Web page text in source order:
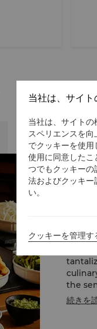
ダイ
Step
open
chefs
in
the
perfect
続きを
当社は、サイ
当社は、サイト
スペリエンスを
でクッキーを使
使用に同意した
つでもクッキー
法およびクッキー
い。
クッキーを管理す